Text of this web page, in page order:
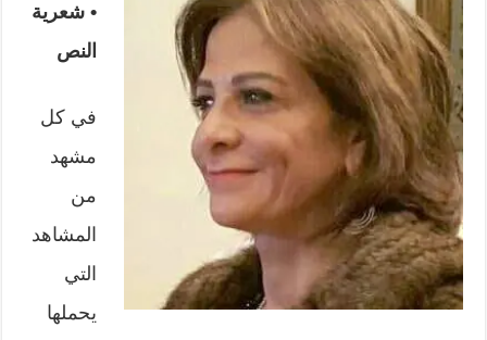
• شعرية
النص
في كل
مشهد
من
المشاهد
التي
يحملها